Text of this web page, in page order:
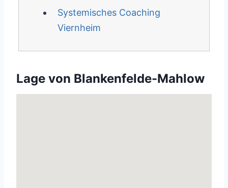
Systemisches Coaching
Viernheim
Lage von Blankenfelde-Mahlow